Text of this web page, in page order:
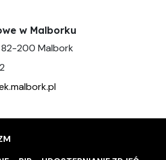
w Malborku
82-200 Malbork